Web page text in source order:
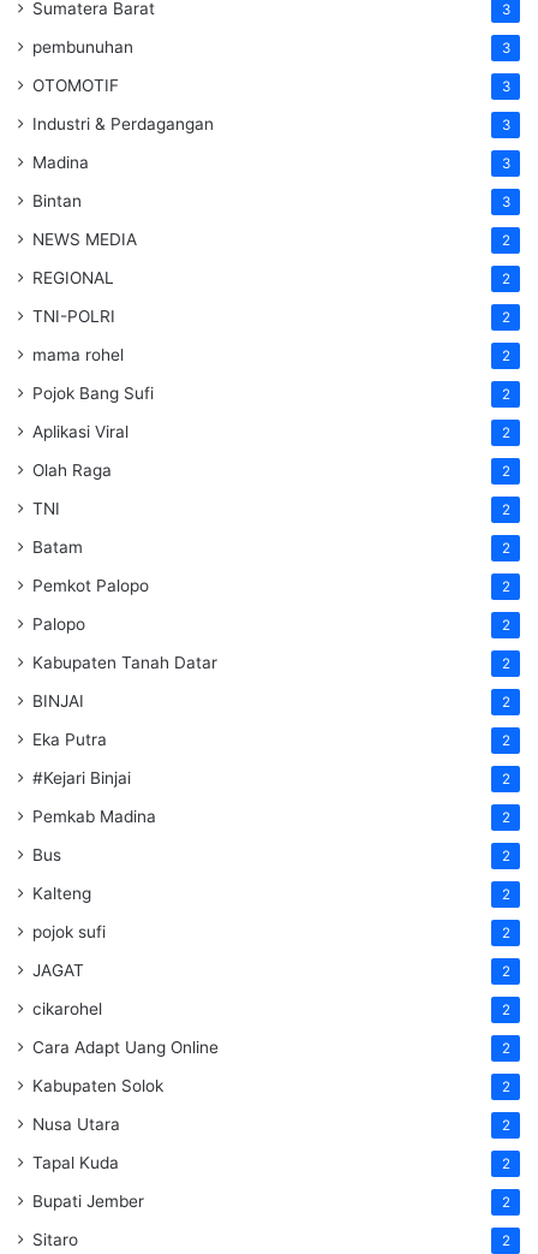
Sumatera Barat 3
pembunuhan 3
OTOMOTIF 3
Industri & Perdagangan 3
Madina 3
Bintan 3
NEWS MEDIA 2
REGIONAL 2
TNI-POLRI 2
mama rohel 2
Pojok Bang Sufi 2
Aplikasi Viral 2
Olah Raga 2
TNI 2
Batam 2
Pemkot Palopo 2
Palopo 2
Kabupaten Tanah Datar 2
BINJAI 2
Eka Putra 2
#Kejari Binjai 2
Pemkab Madina 2
Bus 2
Kalteng 2
pojok sufi 2
JAGAT 2
cikarohel 2
Cara Adapt Uang Online 2
Kabupaten Solok 2
Nusa Utara 2
Tapal Kuda 2
Bupati Jember 2
Sitaro 2